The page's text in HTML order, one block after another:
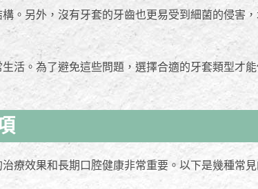
。另外，沒有牙套的牙齒也更易受到細菌的侵害
活。為了避免這些問題，選擇合適的牙套類型才
療效果和長期口腔健康非常重要。以下是幾種常